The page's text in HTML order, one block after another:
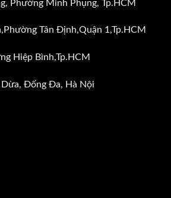
Phường Minh Phụng, Tp.HCM
Tân Định,Quận 1,Tp.HCM
Hiệp Bình,Tp.HCM
Đống Đa, Hà Nội